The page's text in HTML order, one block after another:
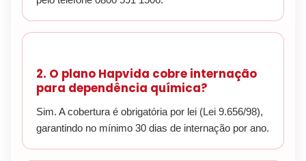
2. O plano Hapvida cobre internação
para dependência química?
Sim. A cobertura é obrigatória por lei (Lei 9.656/98),
garantindo no mínimo 30 dias de internação por ano.